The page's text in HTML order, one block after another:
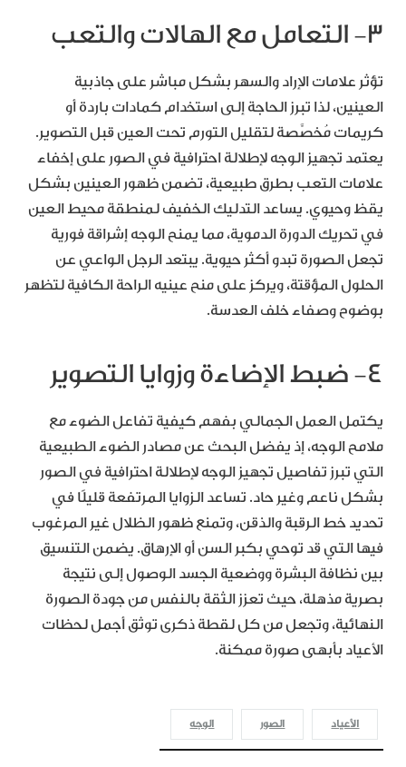
٣- التعامل مع الهالات والتعب
تؤثر علامات الإراد والسهر بشكل مباشر على جاذبية
العينين، لذا تبرز الحاجة إلى استخدام كمادات باردة أو
كريمات مُخصَّصة لتقليل التورم تحت العين قبل التصوير.
يعتمد تجهيز الوجه لإطلالة احترافية في الصور على إخفاء
علامات التعب بطرق طبيعية، تضمن ظهور العينين بشكل
يقظ وحيوي. يساعد التدليك الخفيف لمنطقة محيط العين
في تحريك الدورة الدموية، مما يمنح الوجه إشراقة فورية
تجعل الصورة تبدو أكثر حيوية. يبتعد الرجل الواعي عن
الحلول المؤقتة، ويركز على منح عينيه الراحة الكافية لتظهر
بوضوح وصفاء خلف العدسة.
٤- ضبط الإضاءة وزوايا التصوير
يكتمل العمل الجمالي بفهم كيفية تفاعل الضوء مع
ملامح الوجه، إذ يفضل البحث عن مصادر الضوء الطبيعية
التي تبرز تفاصيل تجهيز الوجه لإطلالة احترافية في الصور
بشكل ناعم وغير حاد. تساعد الزوايا المرتفعة قليلًا في
تحديد خط الرقبة والذقن، وتمنع ظهور الظلال غير المرغوب
فيها التي قد توحي بكبر السن أو الإرهاق. يضمن التنسيق
بين نظافة البشرة ووضعية الجسد الوصول إلى نتيجة
بصرية مذهلة، حيث تعزز الثقة بالنفس من جودة الصورة
النهائية، وتجعل من كل لقطة ذكرى توثق أجمل لحظات
الأعياد بأبهى صورة ممكنة.
الأعياد الصور الوجه